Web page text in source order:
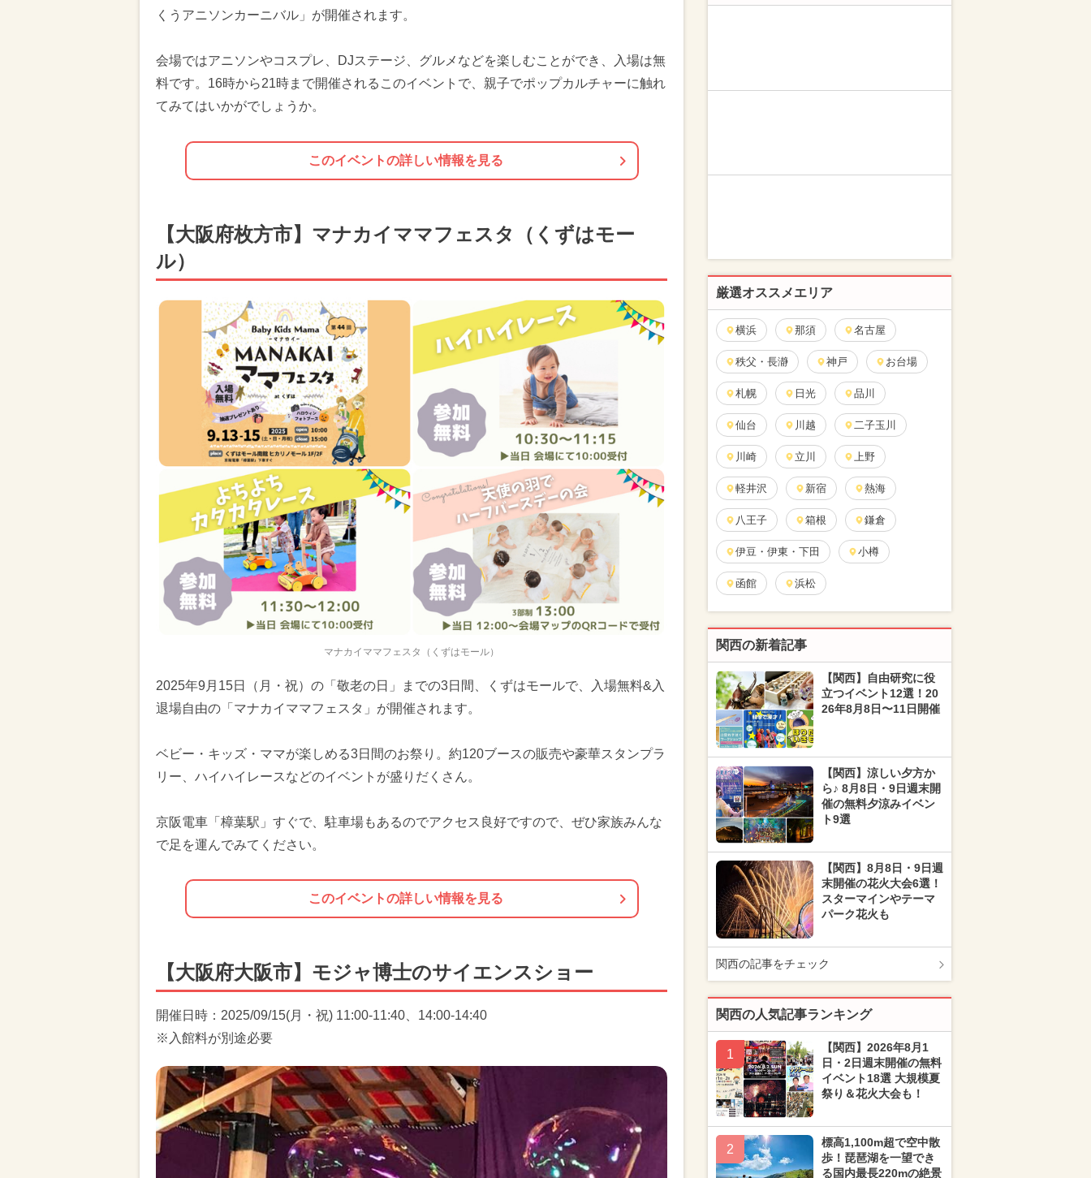
くうアニソンカーニバル」が開催されます。
会場ではアニソンやコスプレ、DJステージ、グルメなどを楽しむことができ、入場は無
料です。16時から21時まで開催されるこのイベントで、親子でポップカルチャーに触れ
てみてはいかがでしょうか。
このイベントの詳しい情報を見る
【大阪府枚方市】マナカイママフェスタ（くずはモー
ル）
マナカイママフェスタ（くずはモール）
2025年9月15日（月・祝）の「敬老の日」までの3日間、くずはモールで、入場無料&入
退場自由の「マナカイママフェスタ」が開催されます。
ベビー・キッズ・ママが楽しめる3日間のお祭り。約120ブースの販売や豪華スタンプラ
リー、ハイハイレースなどのイベントが盛りだくさん。
京阪電車「樟葉駅」すぐで、駐車場もあるのでアクセス良好ですので、ぜひ家族みんな
で足を運んでみてください。
このイベントの詳しい情報を見る
【大阪府大阪市】モジャ博士のサイエンスショー
開催日時：2025/09/15(月・祝) 11:00-11:40、14:00-14:40
※入館料が別途必要
厳選オススメエリア
横浜 那須 名古屋
秩父・長瀞 神戸 お台場
札幌 日光 品川
仙台 川越 二子玉川
川崎 立川 上野
軽井沢 新宿 熱海
八王子 箱根 鎌倉
伊豆・伊東・下田 小樽
函館 浜松
関西の新着記事
【関西】自由研究に役
立つイベント12選！20
26年8月8日〜11日開催
【関西】涼しい夕方か
ら♪ 8月8日・9日週末開
催の無料夕涼みイベン
ト9選
【関西】8月8日・9日週
末開催の花火大会6選！
スターマインやテーマ
パーク花火も
関西の記事をチェック
関西の人気記事ランキング
1
【関西】2026年8月1
日・2日週末開催の無料
イベント18選 大規模夏
祭り＆花火大会も！
2
標高1,100m超で空中散
歩！琵琶湖を一望でき
る国内最長220mの絶景